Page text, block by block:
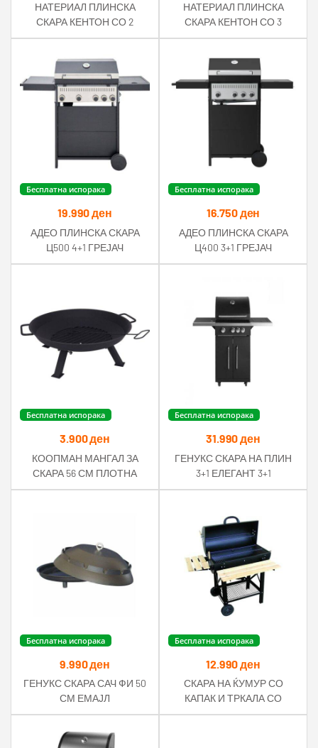
НАТЕРИАЛ ПЛИНСКА
СКАРА КЕНТОН СО 2
ГРЕЈАЧИ 7KW
НАТЕРИАЛ ПЛИНСКА
СКАРА КЕНТОН СО 3
ГРЕЈАЧИ 10,5
Бесплатна испорака
19.990ден
АДЕО ПЛИНСКА СКАРА
Ц500 4+1 ГРЕЈАЧ
125Х49Х104
Бесплатна испорака
16.750ден
АДЕО ПЛИНСКА СКАРА
Ц400 3+1 ГРЕЈАЧ
112Х49Х104ЦМ
Бесплатна испорака
3.900ден
КООПМАН МАНГАЛ ЗА
СКАРА 56 СМ ПЛОТНА
Бесплатна испорака
31.990ден
ГЕНУКС СКАРА НА ПЛИН
3+1 ЕЛЕГАНТ 3+1
Бесплатна испорака
9.990ден
ГЕНУКС СКАРА САЧ ФИ 50
СМ ЕМАЈЛ
Бесплатна испорака
12.990 ден
СКАРА НА ЌУМУР СО
КАПАК И ТРКАЛА СО
ПОМОШЕН ПРОСТОР